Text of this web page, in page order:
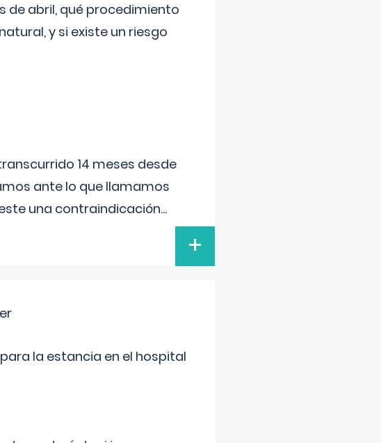
de abril, qué procedimiento
y si existe un riesgo
14 meses desde
ante lo que llamamos
una contraindicación...
+
la estancia en el hospital